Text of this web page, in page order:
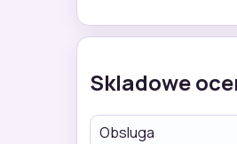
Skladowe
Obsluga